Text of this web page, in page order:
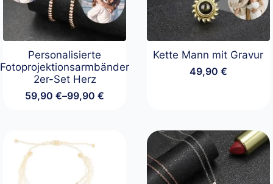
Personalisierte
Fotoprojektionsarmbänder
2er-Set Herz
59,90€–99,90€
Preisspanne:
Kette Mann mit Gravur
49,90 €